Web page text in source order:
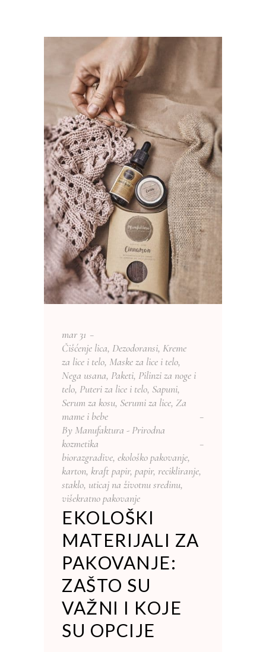
mar 31
Čišćenje lica, Dezodoransi, Kreme
za lice i telo, Maske za lice i telo,
Nega usana, Paketi, Pilinzi za noge i
telo, Puteri za lice i telo, Sapuni,
Serum za kosu, Serumi za lice, Za
mame i bebe
By Manufaktura - Prirodna
kozmetika
biorazgradive, ekološko pakovanje,
karton, kraft papir, papir, recikliranje,
staklo, uticaj na životnu sredinu,
višekratno pakovanje
EKOLOŠKI
MATERIJALI ZA
PAKOVANJE:
ZAŠTO SU
VAŽNI I KOJE
SU OPCIJE